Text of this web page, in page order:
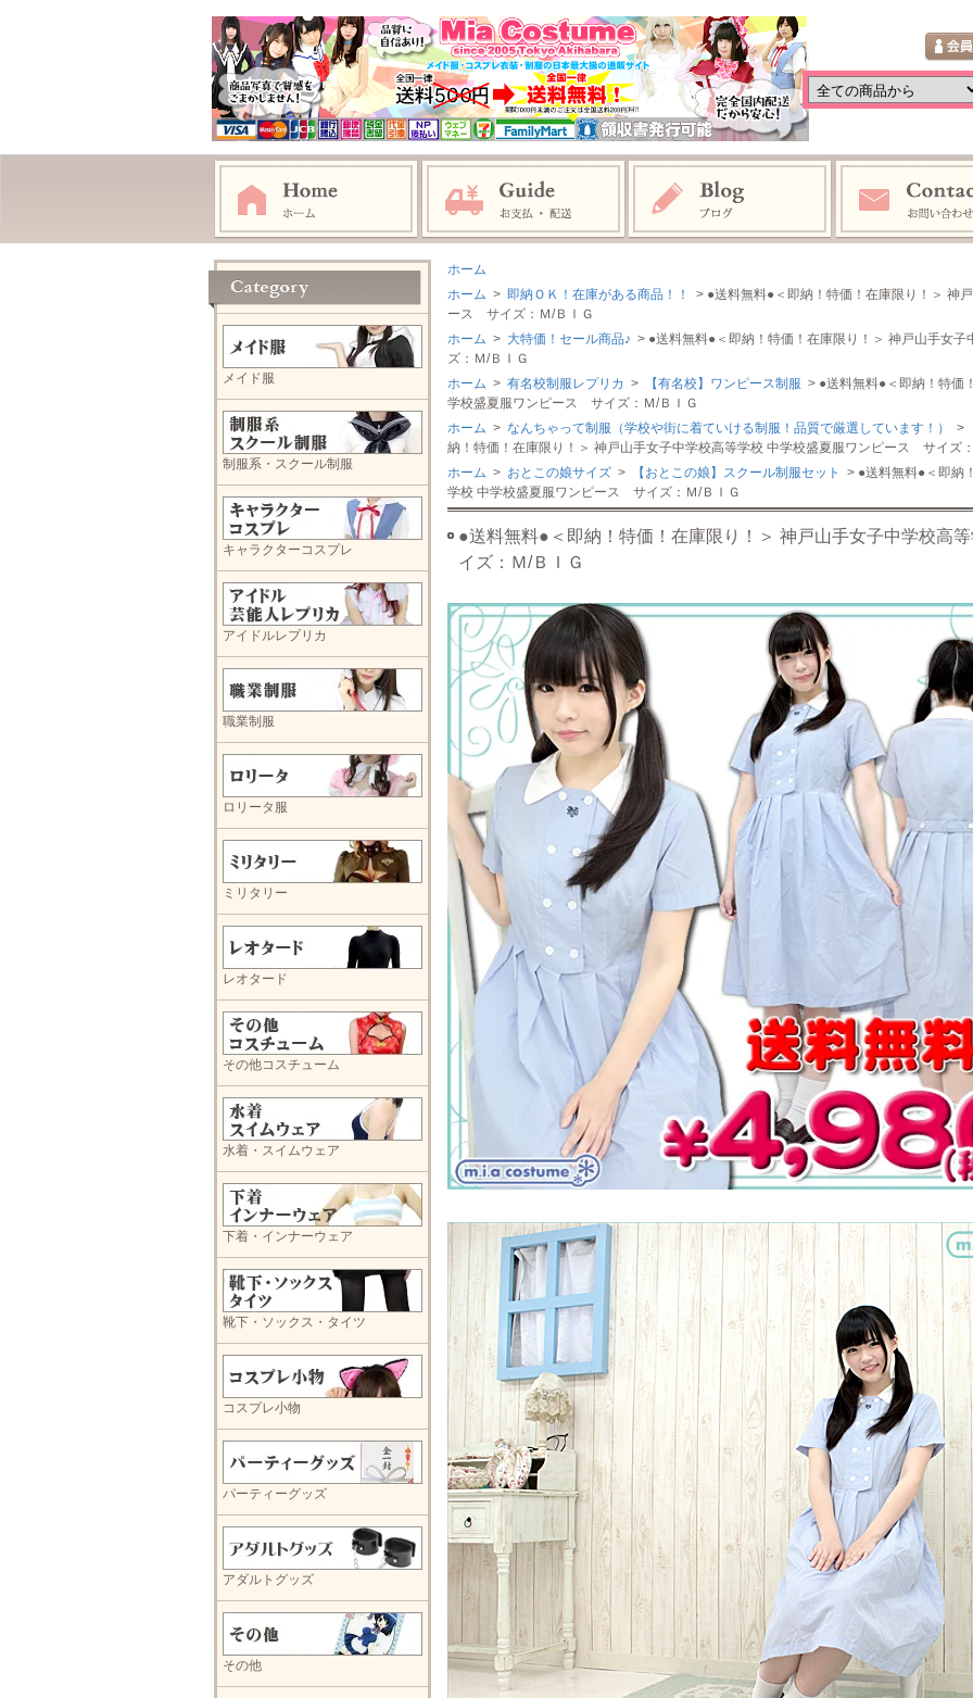
ホーム
ホーム > 即納ＯＫ！在庫がある商品！！
> ●送料無料●＜即納！特価！在庫限り！＞ 神
ース サイズ：Ｍ/ＢＩＧ
ホーム > 大特価！セール商品♪ > ●送料無料●＜即納！特価！在庫限り！＞ 神戸山手女
ズ：Ｍ/ＢＩＧ
ホーム > 有名校制服レプリカ > 【有名校】ワンピース制服 > ●送料無料●＜即納！特価
学校盛夏服ワンピース サイズ：Ｍ/ＢＩＧ
ホーム > なんちゃって制服（学校や街に着ていける制服！品質で厳選しています！） >
納！特価！在庫限り！＞ 神戸山手女子中学校高等学校 中学校盛夏服ワンピース サイズ
ホーム > おとこの娘サイズ > 【おとこの娘】スクール制服セット
> ●送料無料●＜即納
学校 中学校盛夏服ワンピース サイズ：Ｍ/ＢＩＧ
●送料無料●＜即納！特価！在庫限り！＞ 神戸山手女子中学校高
イズ：Ｍ/ＢＩＧ
メイド服
制服系・スクール制服
キャラクターコスプレ
アイドルレプリカ
職業制服
ロリータ服
ミリタリー
レオタード
その他コスチューム
水着・スイムウェア
下着・インナーウェア
靴下・ソックス・タイツ
コスプレ小物
パーティーグッズ
アダルトグッズ
その他